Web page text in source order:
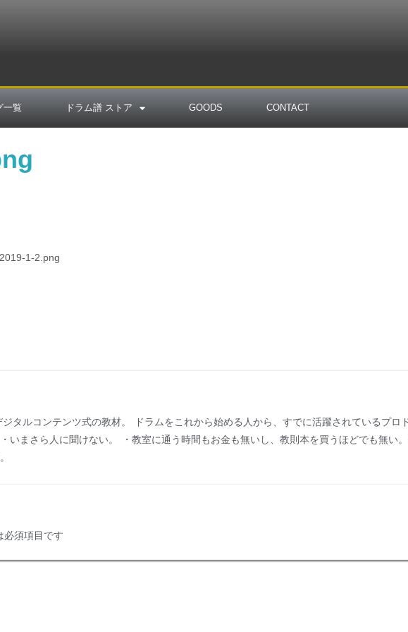
一覧 ドラム譜 ストア GOODS CONTACT
1-2.png
タルコンテンツ式の教材。 ドラムをこれから始める人から、すでに活躍されているプ
いまさら人に聞けない。 ・教室に通う時間もお金も無いし、教則本を買うほどでも無い
須項目です